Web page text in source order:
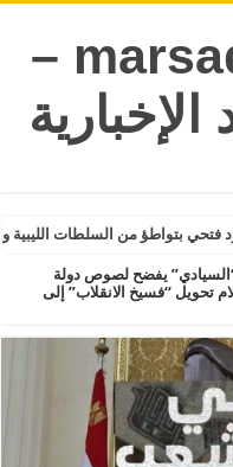
بتواطؤ من السلطات
يفضح لصوص دولة
الإعلام تحويل “فسيخ الانقلاب” إلى